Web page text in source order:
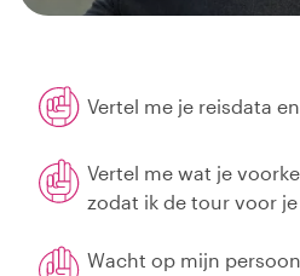
Vertel me je reisdata
Vertel me wat je
zodat ik de tour voor
Wacht op mijn